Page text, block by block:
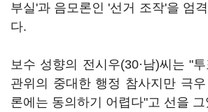
부실'과 음모론인 '선거 조작'을 엄
다.
보수 성향의 전시우(30·남)씨는 "
관위의 중대한 행정 참사지만 극
론에는 동의하기 어렵다"고 선을